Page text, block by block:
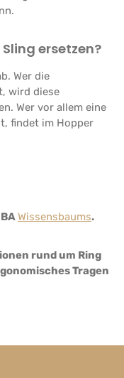
ersetzen?
Wer die
wird diese
Wer vor allem eine
findet im Hopper
Wissensbaums.
rund um Ring
Tragen